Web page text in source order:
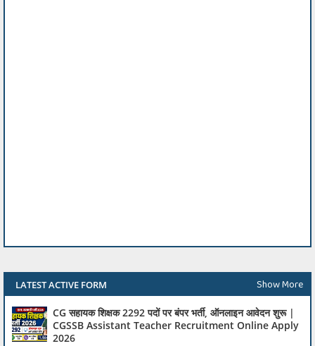
LATEST ACTIVE FORM Show More
CG सहायक शिक्षक 2292 पदों पर बंपर भर्ती, ऑनलाइन आवेदन शुरू |
CGSSB Assistant Teacher Recruitment Online Apply
2026